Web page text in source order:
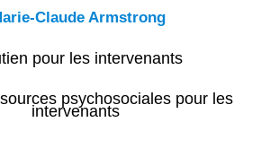
Claude Armstrong
pour les intervenants
psychosociales pour les
intervenants